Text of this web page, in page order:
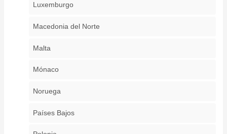
Luxemburgo
Macedonia del Norte
Malta
Mónaco
Noruega
Países Bajos